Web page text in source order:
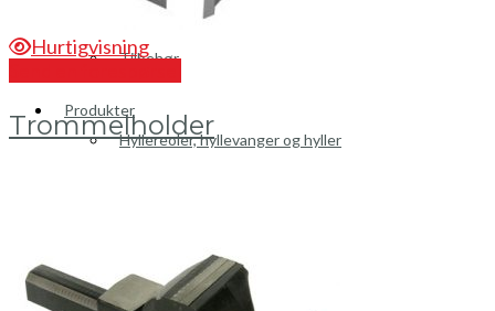
Andre merker
Tilbehør
Produkter
Hyllereoler, hyllevanger og hyller
Skapseksjoner
Tilbehør
Hurtigvisning
Trommelholder